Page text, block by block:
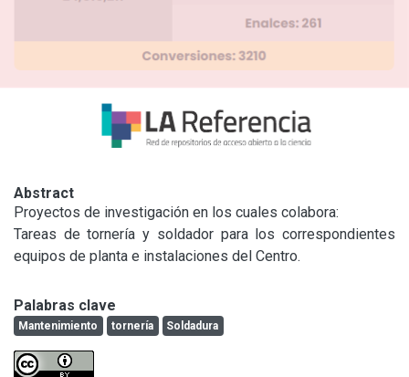
Abstract
Proyectos de investigación en los cuales colabora:
Tareas de tornería y soldador para los correspondientes
equipos de planta e instalaciones del Centro.
Palabras clave
Mantenimiento tornería Soldadura